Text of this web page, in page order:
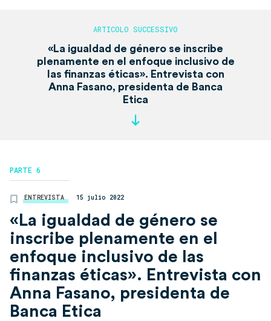
«La igualdad de género se inscribe
plenamente en el enfoque inclusivo de
las finanzas éticas». Entrevista con
Anna Fasano, presidenta de Banca
Etica
PARTE 6
ENTREVISTA 15 julio 2022
«La igualdad de género se
inscribe plenamente en el
enfoque inclusivo de las
finanzas éticas». Entrevista con
Anna Fasano, presidenta de
Banca Etica